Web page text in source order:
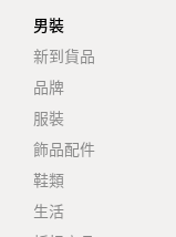
男裝
新到貨品
品牌
服裝
飾品配件
鞋類
生活